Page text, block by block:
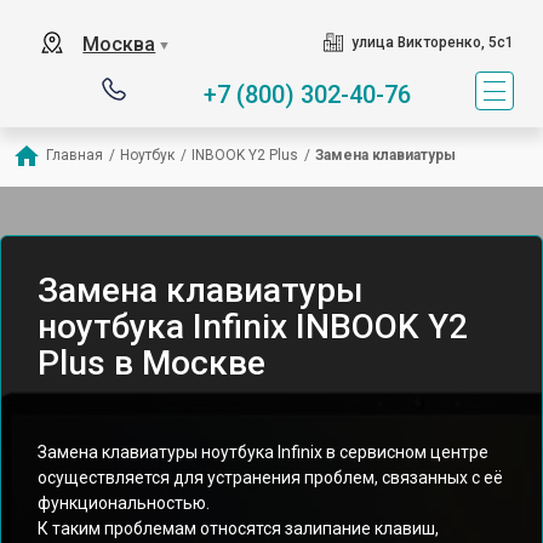
Москва ▼ улица Викторенко, 5с1
+7 (800) 302-40-76
Главная / Ноутбук / INBOOK Y2 Plus / Замена клавиатуры
Замена клавиатуры
ноутбука Infinix INBOOK Y2
Plus в Москве
Замена клавиатуры ноутбука Infinix в сервисном центре
осуществляется для устранения проблем, связанных с её
функциональностью.
К таким проблемам относятся залипание клавиш,